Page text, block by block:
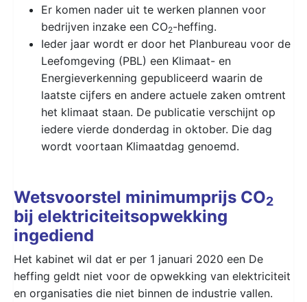
Er komen nader uit te werken plannen voor
bedrijven inzake een CO2-heffing.
Ieder jaar wordt er door het Planbureau voor de
Leefomgeving (PBL) een Klimaat- en
Energieverkenning gepubliceerd waarin de
laatste cijfers en andere actuele zaken omtrent
het klimaat staan. De publicatie verschijnt op
iedere vierde donderdag in oktober. Die dag
wordt voortaan Klimaatdag genoemd.
Wetsvoorstel minimumprijs CO2
bij elektriciteitsopwekking
ingediend
Het kabinet wil dat er per 1 januari 2020 een De
heffing geldt niet voor de opwekking van elektriciteit
en organisaties die niet binnen de industrie vallen.